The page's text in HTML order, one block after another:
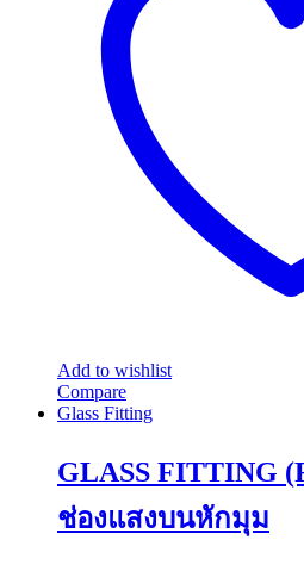
Add to wishlist
Compare
Glass Fitting
GLASS FITTING
ช่องแสงบนหักมุม